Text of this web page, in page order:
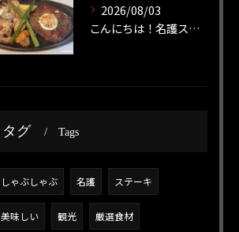
2026/08/03
こんにちは！名護ステーキです！
タグ Tags
しゃぶしゃぶ 名護 ステーキ
美味しい 観光 厳選食材